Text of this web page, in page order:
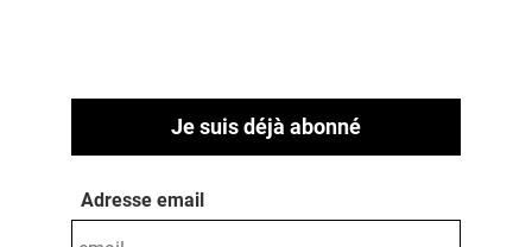
Je suis déjà abonné
Adresse email